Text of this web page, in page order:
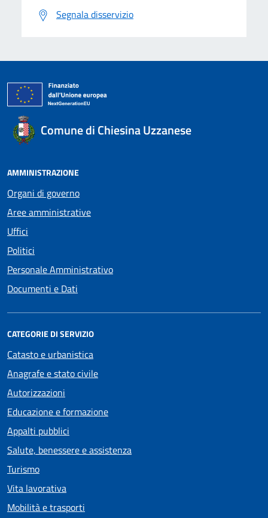
Segnala disservizio
Comune di Chiesina Uzzanese
AMMINISTRAZIONE
Organi di governo
Aree amministrative
Uffici
Politici
Personale Amministrativo
Documenti e Dati
CATEGORIE DI SERVIZIO
Catasto e urbanistica
Anagrafe e stato civile
Autorizzazioni
Educazione e formazione
Appalti pubblici
Salute, benessere e assistenza
Turismo
Vita lavorativa
Mobilità e trasporti